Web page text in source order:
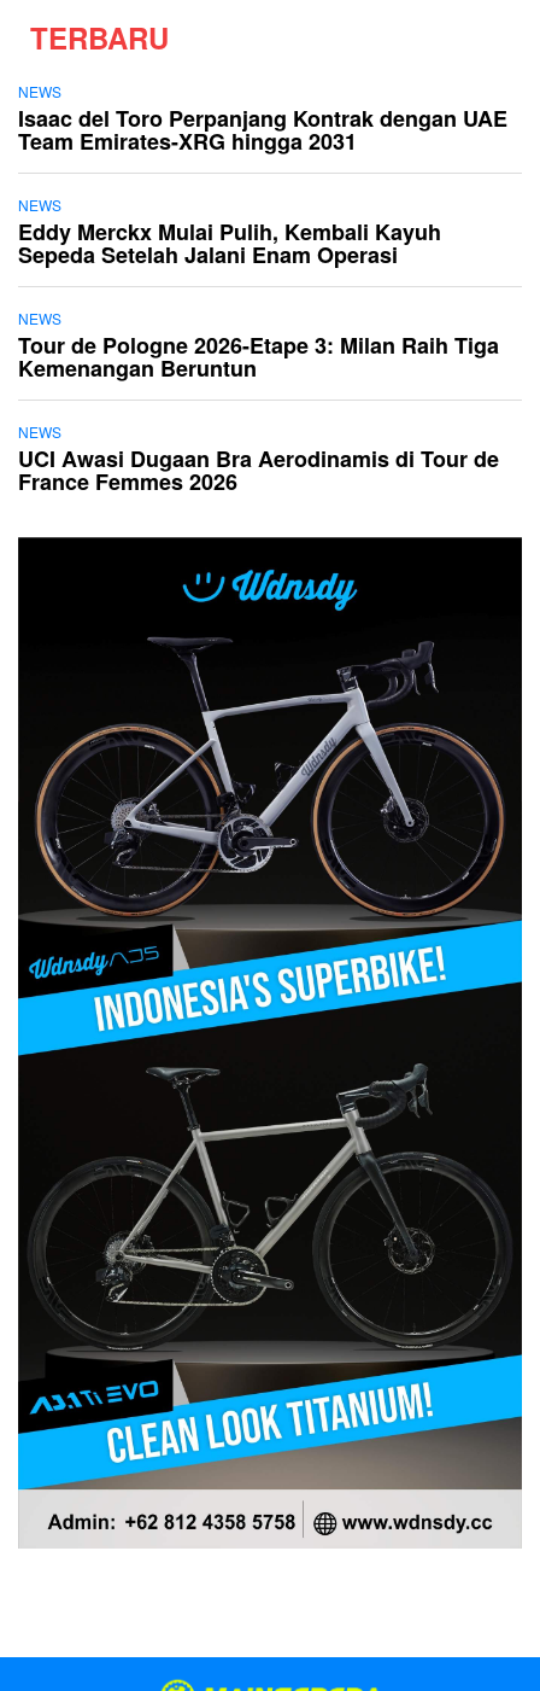
TERBARU
NEWS
Isaac del Toro Perpanjang Kontrak dengan UAE
Team Emirates-XRG hingga 2031
NEWS
Eddy Merckx Mulai Pulih, Kembali Kayuh
Sepeda Setelah Jalani Enam Operasi
NEWS
Tour de Pologne 2026-Etape 3: Milan Raih Tiga
Kemenangan Beruntun
NEWS
UCI Awasi Dugaan Bra Aerodinamis di Tour de
France Femmes 2026